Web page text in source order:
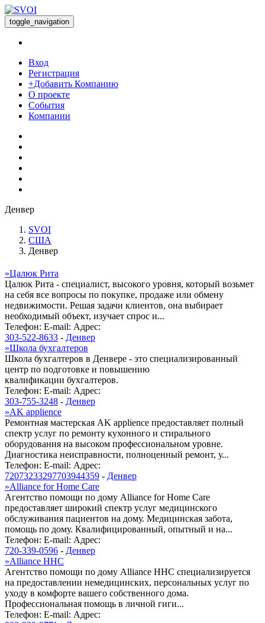
toggle_navigation
Вход
Регистрация
+Добавить Компанию
О проекте
События
Компании
Денвер
SVOI
США
Денвер
»Цалюк Рита
Цалюк Рита - специалист, высокого уровня, который возьмет
на себя все вопросы по покупке, продаже или обмену
недвижимости. Решая задачи клиентов, она выбирает
необходимый объект, изучает спрос и...
Телефон: E-mail: Адрес:
303-522-8633 - Денвер
»Школа бухгалтеров
Школа бухгалтеров в Денвере - это специализированный
центр по подготовке и повышению
квалификации бухгалтеров.
Телефон: E-mail: Адрес:
303-755-3248 - Денвер
»AK applience
Ремонтная мастерская AK applience предоставляет полный
спектр услуг по ремонту кухонного и стирального
оборудования на высоком профессиональном уровне.
Диагностика неисправности, полноценный ремонт, у...
Телефон: E-mail: Адрес:
72073233297703944359 - Денвер
»Alliance for Home Care
Агентство помощи по дому Alliance for Home Care
предоставляет широкий спектр услуг медицинского
обслуживания пациентов на дому. Медицинская забота,
помощь по дому. Квалифицированный, опытный и на...
Телефон: E-mail: Адрес:
720-339-0596 - Денвер
»Alliance HHC
Агентство помощи по дому Alliance HHC специализируется
на предоставлении немедицинских, персональных услуг по
уходу в комфорте вашего собственного дома.
Профессиональная помощь в личной гиги...
Телефон: E-mail: Адрес: